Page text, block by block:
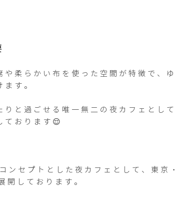
柔らかい布を使った空間が特徴で、ゆ
す。
と過ごせる唯一無二の夜カフェとして
ております😌
ンセプトとした夜カフェとして、東京
開しております。